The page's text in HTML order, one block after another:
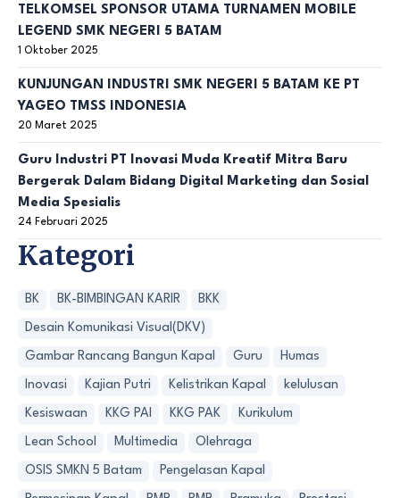
TELKOMSEL SPONSOR UTAMA TURNAMEN MOBILE
LEGEND SMK NEGERI 5 BATAM
1 Oktober 2025
KUNJUNGAN INDUSTRI SMK NEGERI 5 BATAM KE PT
YAGEO TMSS INDONESIA
20 Maret 2025
Guru Industri PT Inovasi Muda Kreatif Mitra Baru
Bergerak Dalam Bidang Digital Marketing dan Sosial
Media Spesialis
24 Februari 2025
Kategori
BK BK-BIMBINGAN KARIR BKK
Desain Komunikasi Visual(DKV)
Gambar Rancang Bangun Kapal Guru Humas
Inovasi Kajian Putri Kelistrikan Kapal kelulusan
Kesiswaan KKG PAI KKG PAK Kurikulum
Lean School Multimedia Olehraga
OSIS SMKN 5 Batam Pengelasan Kapal